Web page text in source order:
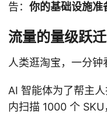
告： 你的基础设施准
流量的量级跃迁
人类逛淘宝，一分钟
AI 智能体为了帮主
内扫描 1000 个 SKU